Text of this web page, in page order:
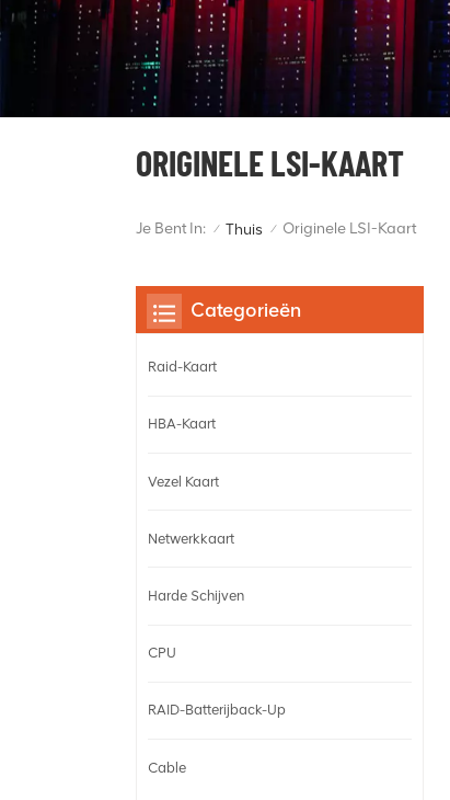
ORIGINELE LSI-KAART
Je Bent In: / Thuis / Originele LSI-Kaart
Categorieën
Raid-Kaart
HBA-Kaart
Vezel Kaart
Netwerkkaart
Harde Schijven
CPU
RAID-Batterijback-Up
Cable